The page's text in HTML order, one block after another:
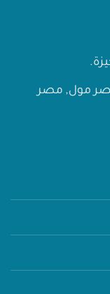
مول, مصر